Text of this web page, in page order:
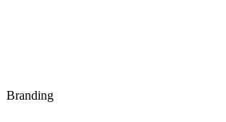
Branding